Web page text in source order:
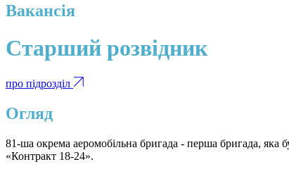
Вакансія
Старший розвідник
про підрозділ
Огляд
81-ша окрема аеромобільна бригада - перша бригада, яка
«Контракт 18-24».